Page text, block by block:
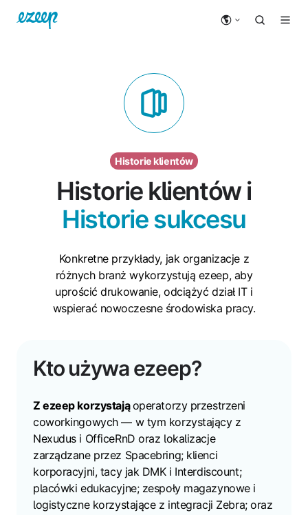
Historie klientów
Historie klientów i
Historie sukcesu
Konkretne przykłady, jak organizacje z
różnych branż wykorzystują ezeep, aby
uprościć drukowanie, odciążyć dział IT i
wspierać nowoczesne środowiska pracy.
Kto używa ezeep?
Z ezeep korzystająoperatorzy przestrzeni
coworkingowych — w tym korzystający z
Nexudus i OfficeRnD oraz lokalizacje
zarządzane przez Spacebring; klienci
korporacyjni, tacy jak DMK i Interdiscount;
placówki edukacyjne; zespoły magazynowe i
logistyczne korzystające z integracji Zebra; oraz